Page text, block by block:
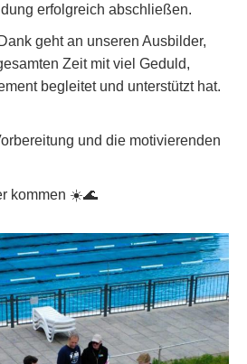
erfolgreich abschließen.
geht an unseren Ausbilder,
Zeit mit viel Geduld,
begleitet und unterstützt hat.
und die motivierenden
kommen ☀️🌊